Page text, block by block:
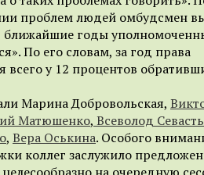
проблем людей омбудсмен
ближайшие годы
По его словам, за год права
всего у 12 процентов
Марина Добровольская,
Матюшенко, Всеволод
, Вера Оськина. Особого
коллег заслужило